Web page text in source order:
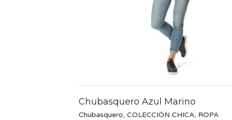
Chubasquero Azul Marino
Chubasquero, COLECCIÓN CHICA, ROPA